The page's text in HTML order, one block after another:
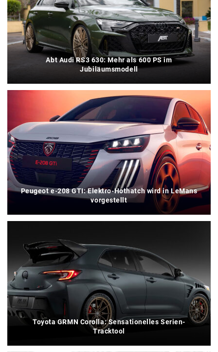
Abt Audi RS3 630: Mehr als 600 PS im
Jubiläumsmodell
Peugeot e-208 GTI: Elektro-Hothatch wird in LeMans
vorgestellt
Toyota GRMN Corolla: Sensationelles Serien-
Tracktool